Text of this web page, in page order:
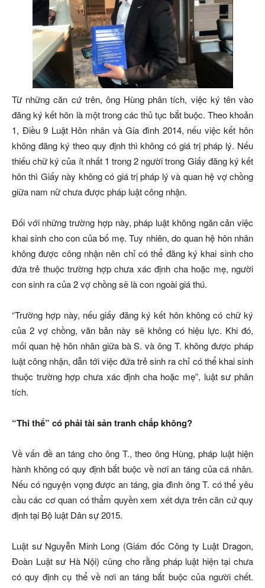
Từ những căn cứ trên, ông Hùng phân tích, việc ký tên vào
đăng ký kết hôn là một trong các thủ tục bắt buộc. Theo khoản
1, Điều 9 Luật Hôn nhân và Gia đình 2014, nếu việc kết hôn
không đăng ký theo quy định thì không có giá trị pháp lý. Nếu
thiếu chữ ký của ít nhất 1 trong 2 người trong Giấy đăng ký kết
hôn thì Giấy này không có giá trị pháp lý và quan hệ vợ chồng
giữa nam nữ chưa được pháp luật công nhận.
Đối với những trường hợp này, pháp luật không ngăn cản việc
khai sinh cho con của bố mẹ. Tuy nhiên, do quan hệ hôn nhân
không được công nhận nên chỉ có thể đăng ký khai sinh cho
đứa trẻ thuộc trường hợp chưa xác định cha hoặc mẹ, người
con sinh ra của 2 vợ chồng sẽ là con ngoài giá thú.
“Trường hợp này, nếu giấy đăng ký kết hôn không có chữ ký
của 2 vợ chồng, văn bản này sẽ không có hiệu lực. Khi đó,
mối quan hệ hôn nhân giữa bà S. và ông T. không được pháp
luật công nhận, dẫn tới việc đứa trẻ sinh ra chỉ có thể khai sinh
thuộc trường hợp chưa xác định cha hoặc mẹ”, luật sư phân
tích.
“Thi thể” có phải tài sản tranh chấp không?
Về vấn đề an táng cho ông T., theo ông Hùng, pháp luật hiện
hành không có quy định bắt buộc về nơi an táng của cá nhân.
Nếu có nguyện vọng được an táng, gia đình ông T. có thể yêu
cầu các cơ quan có thẩm quyền xem xét dựa trên căn cứ quy
định tại Bộ luật Dân sự 2015.
Luật sư Nguyễn Minh Long (Giám đốc Công ty Luật Dragon,
Đoàn Luật sư Hà Nội) cũng cho rằng pháp luật hiện tại chưa
có quy định cụ thể về nơi an táng bắt buộc của người chết.